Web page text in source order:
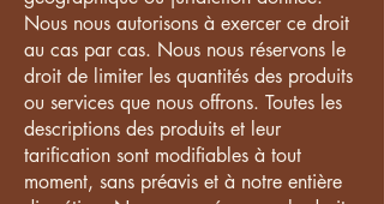
Nous nous autorisons à exercer ce droit
au cas par cas. Nous nous réservons le
droit de limiter les quantités des produits
ou services que nous offrons. Toutes les
descriptions des produits et leur
tarification sont modifiables à tout
moment, sans préavis et à notre entière